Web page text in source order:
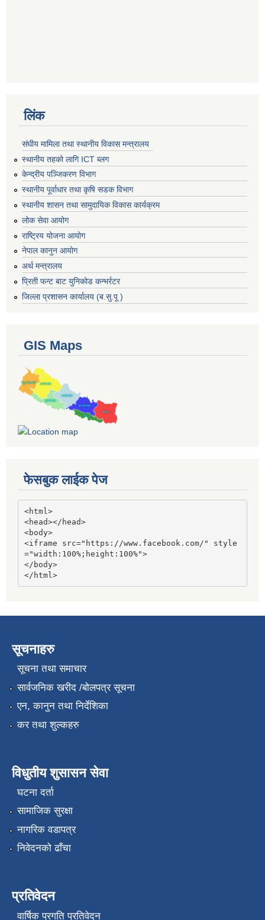
लिंक
संघीय मामिला तथा स्थानीय विकास मन्त्रालय
स्थानीय तहको लागि ICT ब्लग
केन्द्रीय पञ्जिकरण विभाग
स्थानीय पूर्वाधार तथा कृषि सडक विभाग
स्थानीय शासन तथा सामुदायिक विकास कार्यक्रम
लोक सेवा आयोग
राष्ट्रिय योजना आयोग
नेपाल कानुन आयोग
अर्थ मन्त्रालय
प्रिती फन्ट बाट युनिकोड कन्भर्रटर
जिल्ला प्रशासन कार्यालय (ब.सु.पू )
GIS Maps
फेसबुक लाईक पेज
<html>
<head></head>
<body>
<iframe src="https://www.facebook.com/" style
="width:100%;height:100%">
</body>
</html>
सूचनाहरु
सूचना तथा समाचार
सार्वजनिक खरीद /बोलपत्र सूचना
एन, कानुन तथा निर्देशिका
कर तथा शुल्कहरु
विधुतीय शुसासन सेवा
घटना दर्ता
सामाजिक सुरक्षा
नागरिक वडापत्र
निवेदनको ढाँचा
प्रतिवेदन
वार्षिक प्रगति प्रतिवेदन